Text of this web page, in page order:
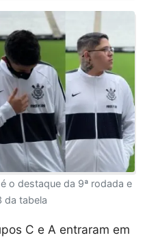
o destaque da 9ª rodada e
da tabela
C e A entraram em